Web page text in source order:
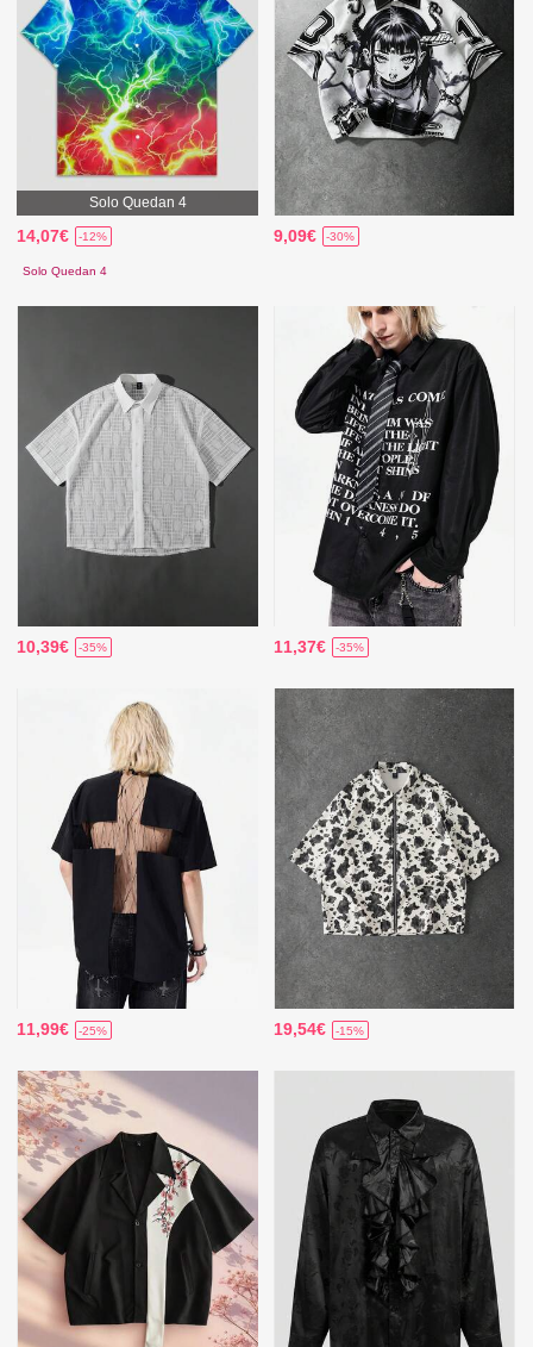
Solo Quedan 4
14,07€ -12%
Solo Quedan 4
9,09€ -30%
10,39€ -35% 11,37€ -35%
11,99€ -25% 19,54€ -15%